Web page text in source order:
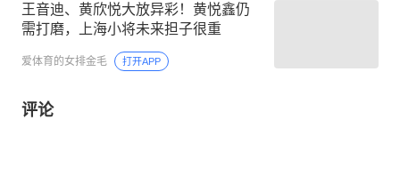
王音迪、黄欣悦大放异彩！黄悦鑫仍
需打磨，上海小将未来担子很重
爱体育的女排金毛 打开APP
评论